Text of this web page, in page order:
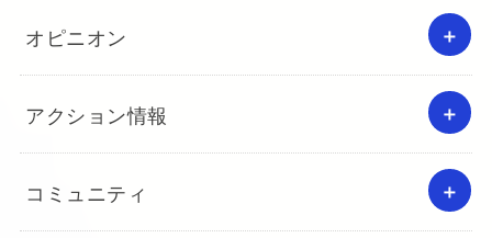
オピニオン
アクション情報
コミュニティ